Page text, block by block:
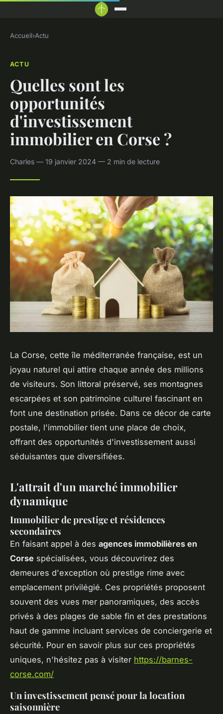
Accueil›Actu
ACTU
Quelles sont les
opportunités
d'investissement
immobilier en Corse ?
Charles — 19 janvier 2024 — 2 min de lecture
La Corse, cette île méditerranée française, est un
joyau naturel qui attire chaque année des millions
de visiteurs. Son littoral préservé, ses montagnes
escarpées et son patrimoine culturel fascinant en
font une destination prisée. Dans ce décor de carte
postale, l'immobilier tient une place de choix,
offrant des opportunités d'investissement aussi
séduisantes que diversifiées.
L'attrait d'un marché immobilier
dynamique
Immobilier de prestige et résidences
secondaires
En faisant appel à des agences immobilières en
Corse spécialisées, vous découvrirez des
demeures d'exception où prestige rime avec
emplacement privilégié. Ces propriétés proposent
souvent des vues mer panoramiques, des accès
privés à des plages de sable fin et des prestations
haut de gamme incluant services de conciergerie et
sécurité. Pour en savoir plus sur ces propriétés
uniques, n'hésitez pas à visiter https://barnes-
corse.com/
Un investissement pensé pour la location
saisonnière